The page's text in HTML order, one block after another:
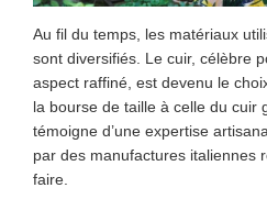
Au fil du temps, les matériaux
sont diversifiés. Le cuir, célèbre
aspect raffiné, est devenu le
la bourse de taille à celle du cuir
témoigne d’une expertise
par des manufactures italiennes
faire.